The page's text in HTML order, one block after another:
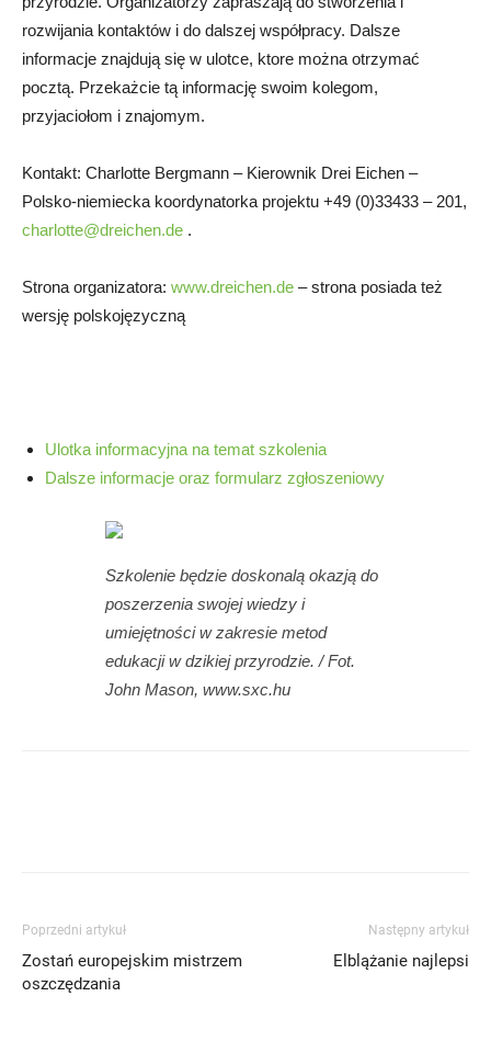
rozwijania kontaktów i do dalszej współpracy. Dalsze
informacje znajdują się w ulotce, ktore można otrzymać
pocztą. Przekażcie tą informację swoim kolegom,
przyjaciołom i znajomym.
Kontakt: Charlotte Bergmann – Kierownik Drei Eichen –
Polsko-niemiecka koordynatorka projektu +49 (0)33433 – 201,
charlotte@dreichen.de .
Strona organizatora: www.dreichen.de – strona posiada też
wersję polskojęzyczną
Ulotka informacyjna na temat szkolenia
Dalsze informacje oraz formularz zgłoszeniowy
Szkolenie będzie doskonalą okazją do
poszerzenia swojej wiedzy i
umiejętności w zakresie metod
edukacji w dzikiej przyrodzie. / Fot.
John Mason, www.sxc.hu
Poprzedni artykuł
Zostań europejskim mistrzem
oszczędzania
Następny artykuł
Elblążanie najlepsi